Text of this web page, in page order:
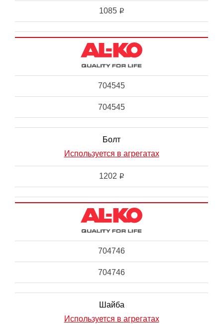
1085 i
704545
704545
Болт
Используется в агрегатах
1202 i
704746
704746
Шайба
Используется в агрегатах